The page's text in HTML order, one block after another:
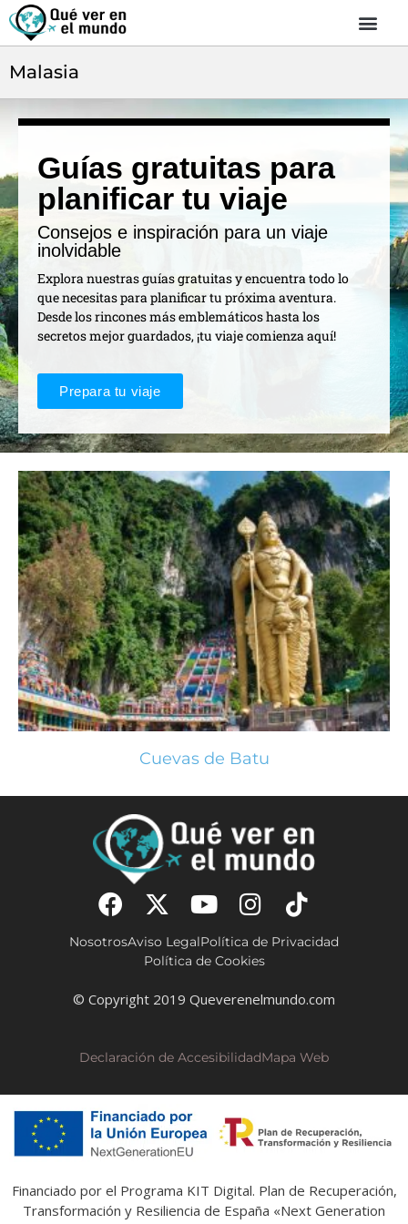
Malasia
Guías gratuitas para
planificar tu viaje
Consejos e inspiración para un viaje
inolvidable
Explora nuestras guías gratuitas y encuentra todo lo
que necesitas para planificar tu próxima aventura.
Desde los rincones más emblemáticos hasta los
secretos mejor guardados, ¡tu viaje comienza aquí!
Prepara tu viaje
Cuevas de Batu
NosotrosAviso LegalPolítica de Privacidad
Política de Cookies
© Copyright 2019 Queverenelmundo.com
Declaración de AccesibilidadMapa Web
Financiado por el Programa KIT Digital. Plan de Recuperación,
Transformación y Resiliencia de España «Next Generation